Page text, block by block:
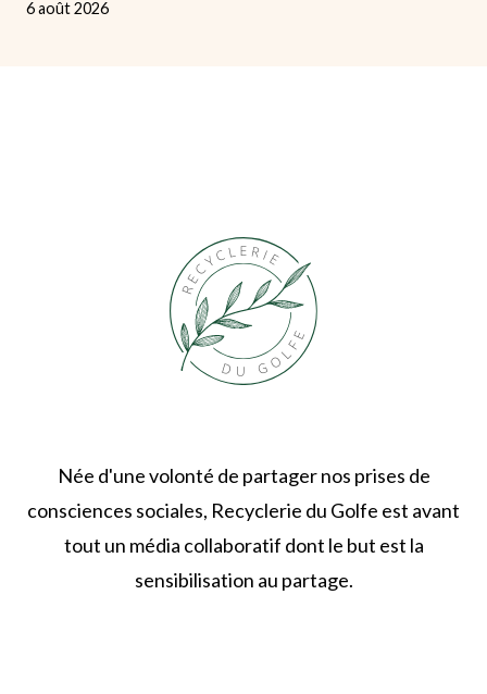
6 août 2026
Née d'une volonté de partager nos prises de
consciences sociales, Recyclerie du Golfe est avant
tout un média collaboratif dont le but est la
sensibilisation au partage.